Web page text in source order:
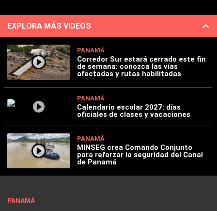
EXPLORA MÁS VIDEOS
PANAMÁ
Corredor Sur estará cerrado este fin
de semana: conozca las vías
afectadas y rutas habilitadas
PANAMÁ
Calendario escolar 2027: días
oficiales de clases y vacaciones
PANAMÁ
MINSEG crea Comando Conjunto
para reforzar la seguridad del Canal
de Panamá
PANAMÁ